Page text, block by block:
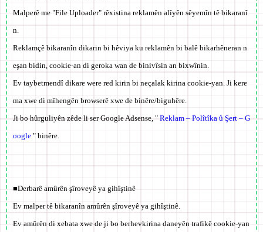
Malperê me "File Uploader" rêxistina reklamên alîyên sêyemîn tê bikaranî
n.
Reklamçê bikaranîn dikarin bi hêviya ku reklamên bi balê bikarhêneran n
eşan bidin, cookie-an di geroka wan de binivîsin an bixwînin.
Ev taybetmendî dikare were red kirin bi neçalak kirina cookie-yan. Ji kere
ma xwe di mîhengên browserê xwe de binêre/biguhêre.
Ji bo hûrguliyên zêde li ser Google Adsense, " Reklam – Polîtîka û Şert – G
oogle " binêre.
■Derbarê amûrên şîroveyê ya gihîştinê
Ev malper tê bikaranîn amûrên şîroveyê ya gihîştinê.
Ev amûrên di xebata xwe de ji bo berhevkirina daneyên trafikê cookie-yan